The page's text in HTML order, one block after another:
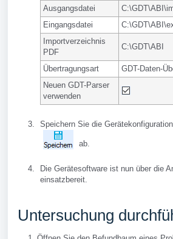
Ausgangsdatei
Eingangsdatei
Importverzeichnis
PDF
C:\GDT\ABI
Übertragungsart
GDT-Daten-
Neuen GDT-Parser
verwenden
Speichern Sie die
ab.
Die Gerätesoftware ist nun über die
einsatzbereit.
Untersuchung